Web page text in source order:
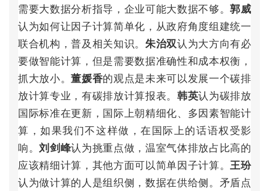
需要大数据分析指导 ， 企业可能大数据不够。郭威
认为如何让因子计算简单化 ， 从政府角度组建统一
联合机构 ，普及相关知识。朱治双认为大方向有必
要做智能计算 ， 但是需要数据准确性和成本权衡 ，
抓大放小。董媛香的观点是未来可以发展一个碳排
放计算专业 ，有碳排放计算报表。韩英认为碳排放
国际标准在更新 ， 国际上朝精细化、 多因素智能计
算 ，如果我们不这样做 ，在国际上的话语权 受影
响。刘剑峰认为挑重点做 ，温室气体排放占比高的
应该精细计算 ， 其他方面可以简单因子计算。王玢
认为做计算的 人 是组织侧 ，数据在供给侧。 矛盾点